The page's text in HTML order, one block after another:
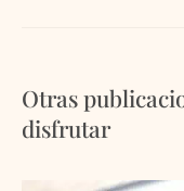
Otras
disfrutar